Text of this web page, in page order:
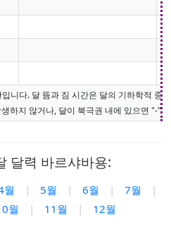
니다. 달 뜸과 짐 시간은 달의 기하학적 중
하지 않거나, 달이 북극권 내에 있으면 "-"
달력 바르샤바용:
월 | 5월 | 6월 | 7월
|
월 | 11월 | 12월